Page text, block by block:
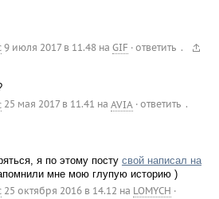
9 июля 2017 в 11.48на GIF · ответить .
25 мая 2017 в 11.41 на AVIA · ответить .
я по этому посту свой написал на
мне мою глупую историю )
25 октября 2016 в 14.12 на LOMYCH ·